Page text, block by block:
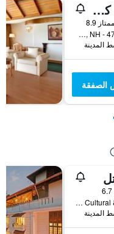
كراون بلازا كوتشي
ممتاز 8.9
XI/641 A Kundanoor Junction, NH - 47 Bypass, Maradu, كوتشي, الهند
Near Fort Kochi Theater Of Cultural & Performing Arts, كوتشي, الهند